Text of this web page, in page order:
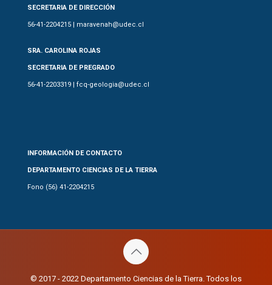
SECRETARIA DE DIRECCIÓN
56-41-2204215 | maravenah@udec.cl
SRA. CAROLINA ROJAS
SECRETARIA DE PREGRADO
56-41-2203319 | fcq-geologia@udec.cl
INFORMACIÓN DE CONTACTO
DEPARTAMENTO CIENCIAS DE LA TIERRA
Fono (56) 41-2204215
© 2017 - 2022 Departamento Ciencias de la Tierra. Todos los